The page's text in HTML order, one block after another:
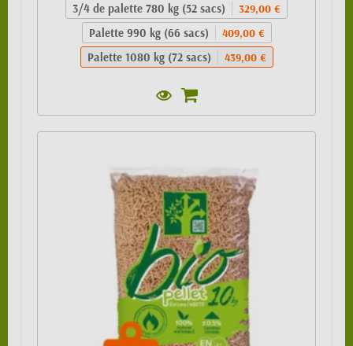
3/4 de palette 780 kg (52 sacs) 329,00 €
Palette 990 kg (66 sacs) 409,00 €
Palette 1080 kg (72 sacs) 439,00 €